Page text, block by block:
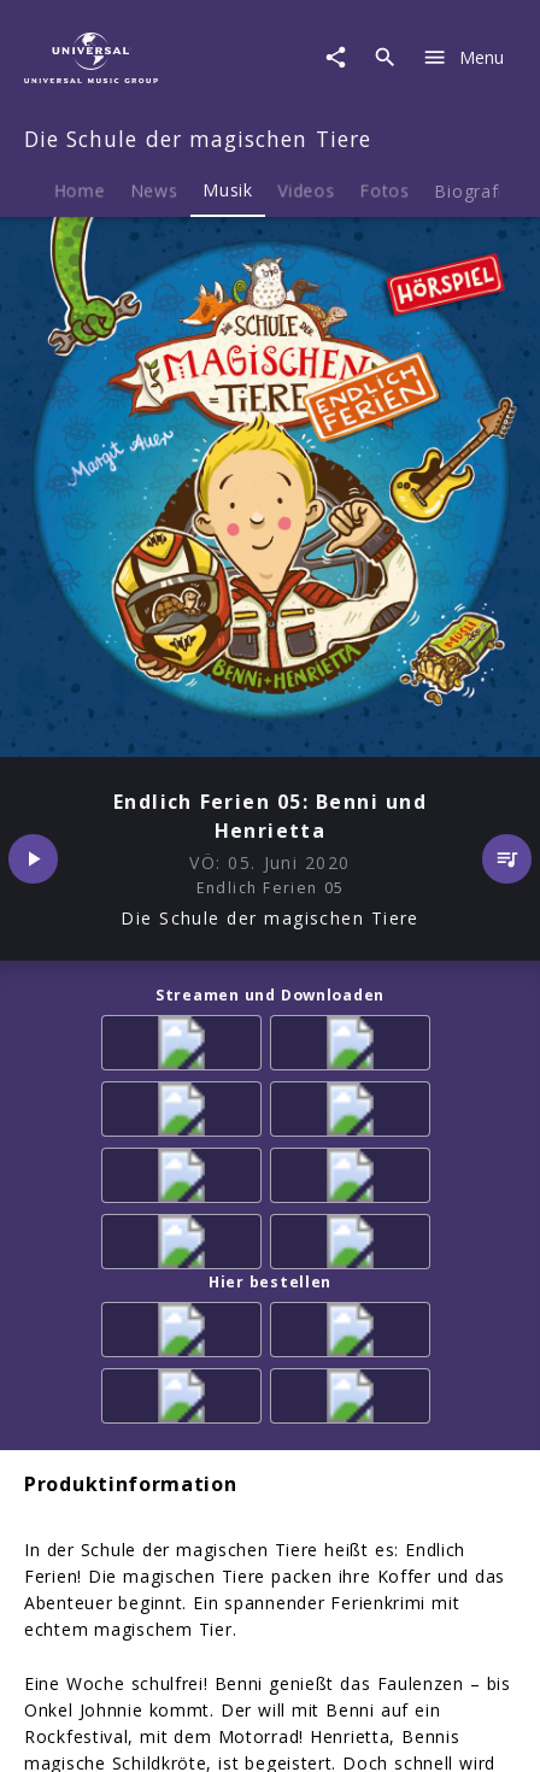
magischen
Endlich
Ferien
Henrietta
Menu
Die Schule der magischen Tiere
Home News Musik Videos Fotos Biografie
Endlich Ferien 05: Benni und
Henrietta
VÖ: 05. Juni 2020
Endlich Ferien 05
Die Schule der magischen Tiere
Streamen und Downloaden
Hier bestellen
Produktinformation
In der Schule der magischen Tiere heißt es: Endlich
Ferien! Die magischen Tiere packen ihre Koffer und das
Abenteuer beginnt. Ein spannender Ferienkrimi mit
echtem magischem Tier.
Eine Woche schulfrei! Benni genießt das Faulenzen – bis
Onkel Johnnie kommt. Der will mit Benni auf ein
Rockfestival, mit dem Motorrad! Henrietta, Bennis
magische Schildkröte, ist begeistert. Doch schnell wird